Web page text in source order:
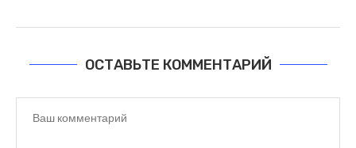
ОСТАВЬТЕ КОММЕНТАРИЙ